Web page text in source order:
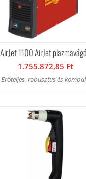
AirJet 1100 AirJet
1.755.872,85 Ft
Erőteljes, robusztus és